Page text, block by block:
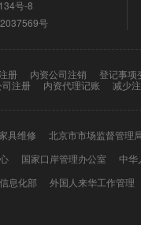
号-8
号
册 内资公司注销
登记事项
注册 内资代理记账 减少
具维修
北京市市场监督管理
国家口岸管理办公室
中华
息化部
外国人来华工作管理